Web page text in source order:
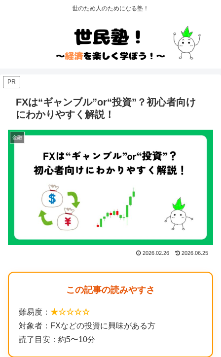
世のため人のためになる塾！
PR
FXは“ギャンブル”or“投資”？初心者向け
にわかりやすく解説！
金融
2026.02.26 2026.06.25
この記事の読みやすさ
難易度： ★☆☆☆☆
対象者：FXなどの投資に興味がある方
読了目安：約5〜10分